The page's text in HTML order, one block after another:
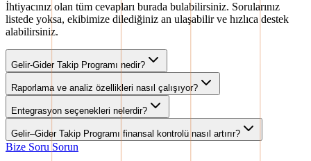
İhtiyacınız olan tüm cevapları burada bulabilirsiniz. Sorularınız
listede yoksa, ekibimize dilediğiniz an ulaşabilir ve hızlıca destek
alabilirsiniz.
Gelir-Gider Takip Programı nedir?
Raporlama ve analiz özellikleri nasıl çalışıyor?
Entegrasyon seçenekleri nelerdir?
Gelir–Gider Takip Programı finansal kontrolü nasıl artırır?
Bize Soru Sorun